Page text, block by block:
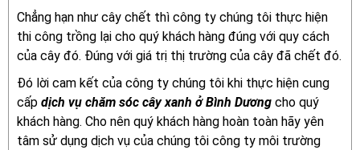
Chẳng hạn như cây chết thì công ty chúng tôi thực hiện
thi công trồng lại cho quý khách hàng đúng với quy cách
của cây đó. Đúng với giá trị thị trường của cây đã chết đó.
Đó lời cam kết của công ty chúng tôi khi thực hiện cung
cấp dịch vụ chăm sóc cây xanh ở Bình Dương cho quý
khách hàng. Cho nên quý khách hàng hoàn toàn hãy yên
tâm sử dụng dịch vụ của chúng tôi công ty môi trường